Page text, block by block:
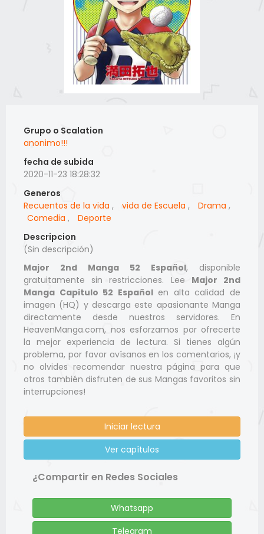
Grupo o Scalation
anonimo!!!
fecha de subida
2020-11-23 18:28:32
Generos
Recuentos de la vida , vida de Escuela , Drama ,
Comedia ,
Deporte
Descripcion
(Sin descripción)
Major 2nd Manga 52 Español, disponible
gratuitamente sin restricciones. Lee Major 2nd
Manga Capitulo 52 Españolen alta calidad de
imagen (HQ) y descarga este apasionante Manga
directamente desde nuestros servidores. En
HeavenManga.com, nos esforzamos por ofrecerte
la mejor experiencia de lectura. Si tienes algún
problema, por favor avísanos en los comentarios, ¡y
no olvides recomendar nuestra página para que
otros también disfruten de sus Mangas favoritos sin
interrupciones!
Iniciar lectura
Ver capítulos
¿Compartir en Redes Sociales
Whatsapp
Telegram